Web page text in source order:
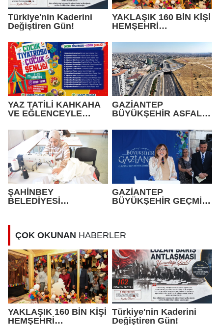
Türkiye'nin Kaderini
Değiştiren Gün!
YAKLAŞIK 160 BİN KİŞİ
HEMŞEHRİ
FESTİVALİ’NDE
BULUŞTU
YAZ TATİLİ KAHKAHA
VE EĞLENCEYLE
GAZİANTEP
BÜYÜKŞEHİR ASFALT
ARALIKSIZ DEVAM
ŞAHİNBEY
BELEDİYESİ
GAZİANTEP
BÜYÜKŞEHİR GEÇMİŞİ
ÇOK OKUNAN HABERLER
YAKLAŞIK 160 BİN KİŞİ
HEMŞEHRİ
Türkiye'nin Kaderini
Değiştiren Gün!